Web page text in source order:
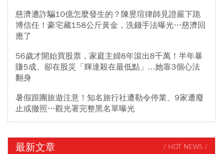
慈濟遭詐騙10億怎麼發生的？陳昱瑄律師見證嚴下跪
博信任！豪宅藏158公斤黃金，洗錢手法曝光…慈濟回
應了
56歲才開始買股票，家庭主婦8年滾出8千萬！半年暴
賺5成、卻在股災「輝達殺在最低點」...她靠3個心法
翻身
暑假跟團旅遊注意！知名旅行社遭勒令停業、9家遭廢
止或撤照…觀光署完整黑名單曝光
最新文章 / HOT NEWS /